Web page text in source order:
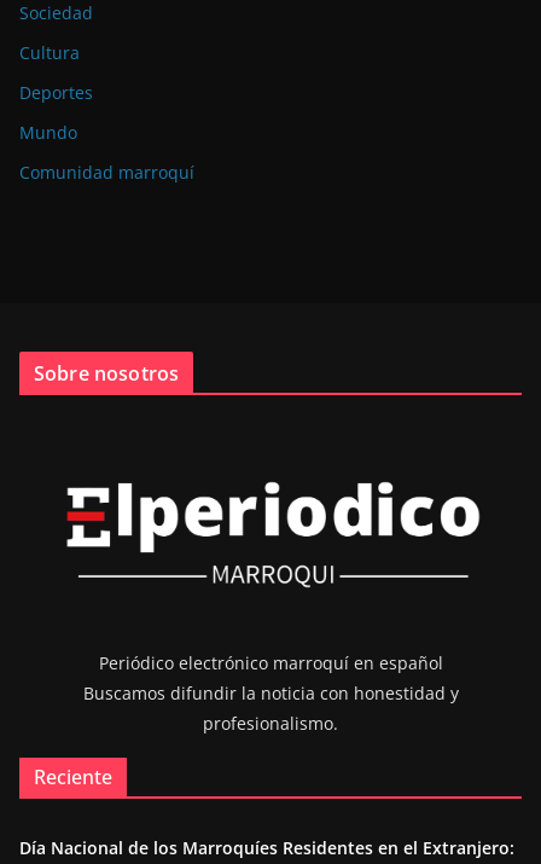
Sociedad
Cultura
Deportes
Mundo
Comunidad marroquí
Sobre nosotros
Periódico electrónico marroquí en español
Buscamos difundir la noticia con honestidad y
profesionalismo.
Reciente
Día Nacional de los Marroquíes Residentes en el Extranjero: